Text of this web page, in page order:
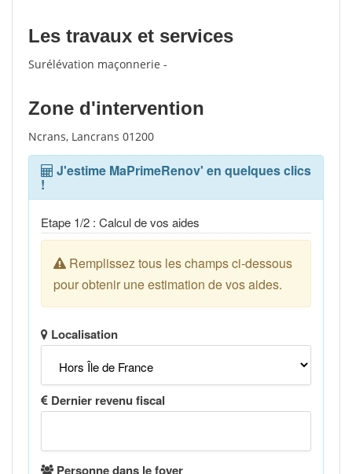
Les travaux et services
Surélévation maçonnerie -
Zone d'intervention
Ncrans, Lancrans 01200